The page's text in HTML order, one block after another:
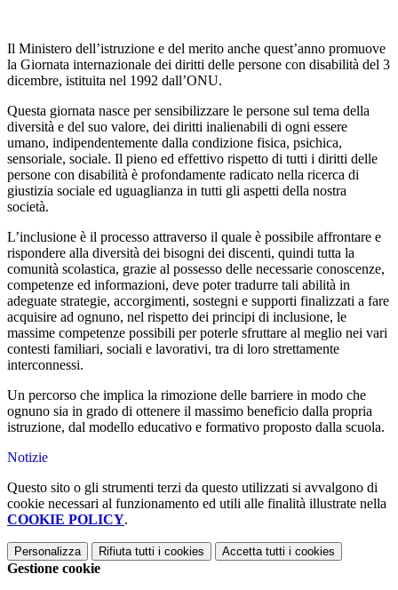
Il Ministero dell’istruzione e del merito anche quest’anno promuove
la Giornata internazionale dei diritti delle persone con disabilità del 3
dicembre, istituita nel 1992 dall’ONU.
Questa giornata nasce per sensibilizzare le persone sul tema della
diversità e del suo valore, dei diritti inalienabili di ogni essere
umano, indipendentemente dalla condizione fisica, psichica,
sensoriale, sociale. Il pieno ed effettivo rispetto di tutti i diritti delle
persone con disabilità è profondamente radicato nella ricerca di
giustizia sociale ed uguaglianza in tutti gli aspetti della nostra
società.
L’inclusione è il processo attraverso il quale è possibile affrontare e
rispondere alla diversità dei bisogni dei discenti, quindi tutta la
comunità scolastica, grazie al possesso delle necessarie conoscenze,
competenze ed informazioni, deve poter tradurre tali abilità in
adeguate strategie, accorgimenti, sostegni e supporti finalizzati a fare
acquisire ad ognuno, nel rispetto dei principi di inclusione, le
massime competenze possibili per poterle sfruttare al meglio nei vari
contesti familiari, sociali e lavorativi, tra di loro strettamente
interconnessi.
Un percorso che implica la rimozione delle barriere in modo che
ognuno sia in grado di ottenere il massimo beneficio dalla propria
istruzione, dal modello educativo e formativo proposto dalla scuola.
Notizie
Questo sito o gli strumenti terzi da questo utilizzati si avvalgono di
cookie necessari al funzionamento ed utili alle finalità illustrate nella
COOKIE POLICY.
Personalizza Rifiuta tutti i cookies Accetta tutti i cookies
Gestione cookie